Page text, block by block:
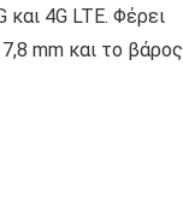
4G LTE. Φέρει
mm και το βάρος